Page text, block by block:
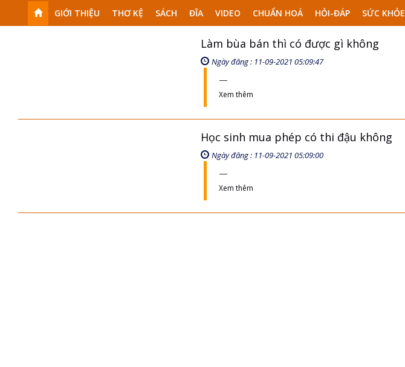
GIỚI THIỆU THƠ KỆ SÁCH ĐĨA VIDEO CHUẨN HOÁ HỎI-ĐÁP SỨC KHỎE
Làm bùa bán thì có được gì không
Ngày đăng : 11-09-2021 05:09:47
Xem thêm
Học sinh mua phép có thi đậu không
Ngày đăng : 11-09-2021 05:09:00
Xem thêm